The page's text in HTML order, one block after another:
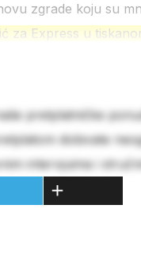
zgrade koju su
za Express u
pretplatničke
dobivate
intervjuima i